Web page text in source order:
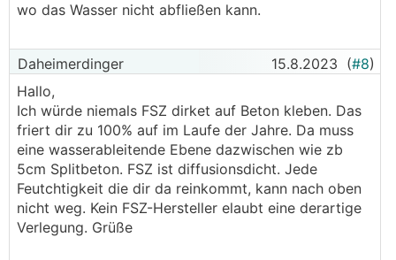
wo das Wasser nicht abfließen kann.
Daheimerdinger 15.8.2023 (#8)
Hallo,
Ich würde niemals FSZ dirket auf Beton kleben. Das
friert dir zu 100% auf im Laufe der Jahre. Da muss
eine wasserableitende Ebene dazwischen wie zb
5cm Splitbeton. FSZ ist diffusionsdicht. Jede
Feutchtigkeit die dir da reinkommt, kann nach oben
nicht weg. Kein FSZ-Hersteller elaubt eine derartige
Verlegung. Grüße